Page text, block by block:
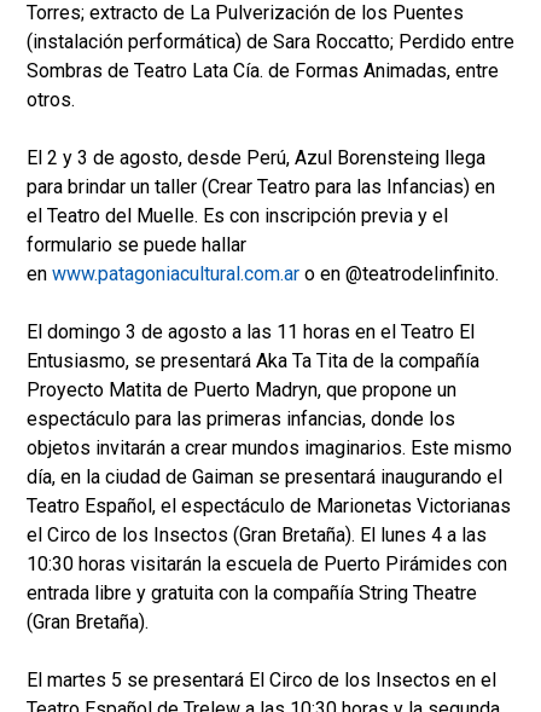
Torres; extracto de La Pulverización de los Puentes
(instalación performática) de Sara Roccatto; Perdido entre
Sombras de Teatro Lata Cía. de Formas Animadas, entre
otros.
El 2 y 3 de agosto, desde Perú, Azul Borensteing llega
para brindar un taller (Crear Teatro para las Infancias) en
el Teatro del Muelle. Es con inscripción previa y el
formulario se puede hallar
en www.patagoniacultural.com.ar o en @teatrodelinfinito.
El domingo 3 de agosto a las 11 horas en el Teatro El
Entusiasmo, se presentará Aka Ta Tita de la compañía
Proyecto Matita de Puerto Madryn, que propone un
espectáculo para las primeras infancias, donde los
objetos invitarán a crear mundos imaginarios. Este mismo
día, en la ciudad de Gaiman se presentará inaugurando el
Teatro Español, el espectáculo de Marionetas Victorianas
el Circo de los Insectos (Gran Bretaña). El lunes 4 a las
10:30 horas visitarán la escuela de Puerto Pirámides con
entrada libre y gratuita con la compañía String Theatre
(Gran Bretaña).
El martes 5 se presentará El Circo de los Insectos en el